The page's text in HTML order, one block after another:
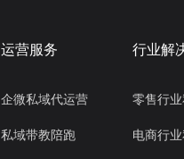
运营服务
企微私域代运营
私域带教陪跑
行业解
零售行
电商行